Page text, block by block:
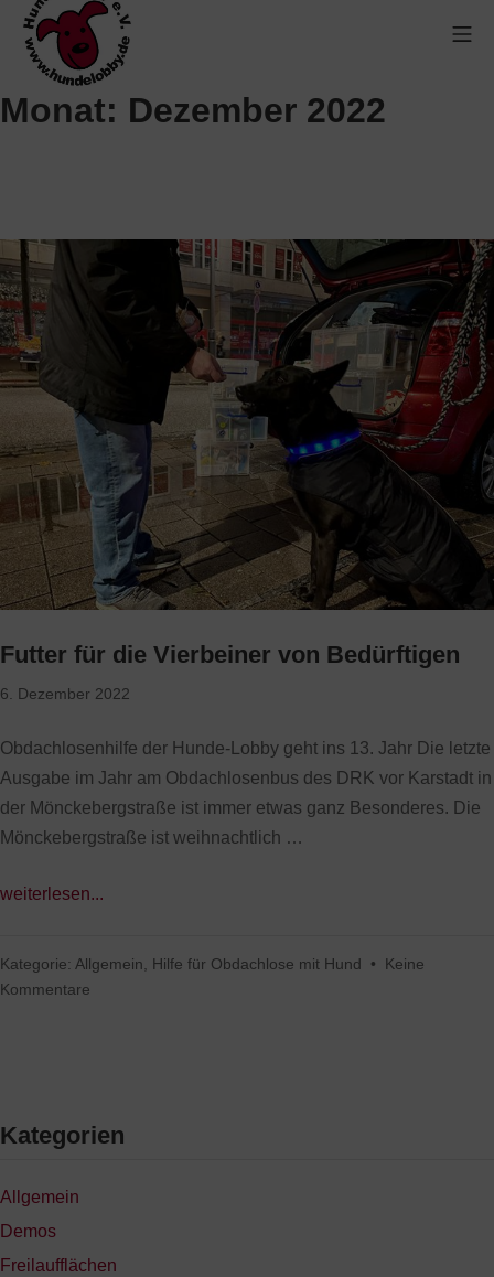
Monat: Dezember 2022
Futter für die Vierbeiner von Bedürftigen
6. Dezember 2022
Obdachlosenhilfe der Hunde-Lobby geht ins 13. Jahr Die letzte
Ausgabe im Jahr am Obdachlosenbus des DRK vor Karstadt in
der Mönckebergstraße ist immer etwas ganz Besonderes. Die
Mönckebergstraße ist weihnachtlich …
weiterlesen...
Kategorie: Allgemein Hilfe für Obdachlose mit Hund • Keine
Kommentare
Kategorien
Allgemein
Demos
Freilaufflächen